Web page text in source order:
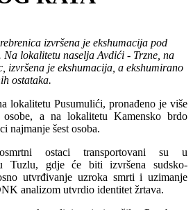
izvršena je ekshumacija pod
Na lokalitetu naselja Avdići - Trzne, na
izvršena je ekshumacija, a ekshumirano
ostataka.
lokalitetu Pusumulići, pronađeno je više
osobe, a na lokalitetu Kamensko brdo
najmanje šest osoba.
ostaci transportovani su u
Tuzlu, gdje će biti izvršena sudsko-
utvrđivanje uzroka smrti i uzimanje
analizom utvrdio identitet žrtava.